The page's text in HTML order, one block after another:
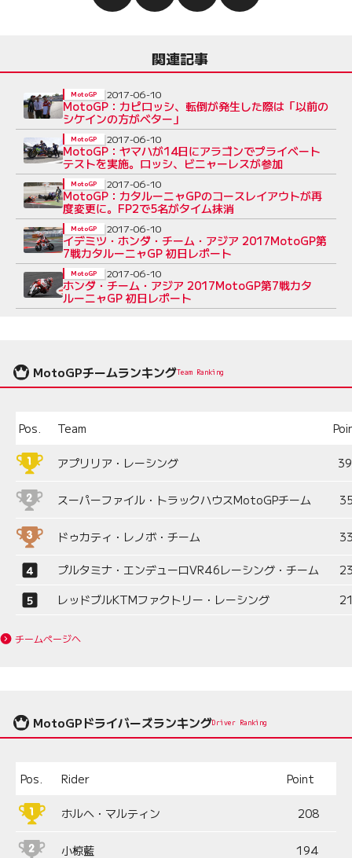
関連記事
MotoGP：カピロッシ、転倒が発生した際は「以前の
シケインの方がベター」
MotoGP 2017-06-10
MotoGP：ヤマハが14日にアラゴンでプライベート
テストを実施。ロッシ、ビニャーレスが参加
MotoGP 2017-06-10
MotoGP：カタルーニャGPのコースレイアウトが再
度変更に。FP2で5名がタイム抹消
MotoGP 2017-06-10
イデミツ・ホンダ・チーム・アジア 2017MotoGP第
7戦カタルーニャGP 初日レポート
MotoGP 2017-06-10
ホンダ・チーム・アジア 2017MotoGP第7戦カタ
ルーニャGP 初日レポート
MotoGP 2017-06-10
MotoGPチームランキングTeam Ranking
Pos. Team
アプリリア・レーシング
スーパーファイル・トラックハウスMotoGPチーム
ドゥカティ・レノボ・チーム
プルタミナ・エンデューロVR46レーシング・チーム
レッドブルKTMファクトリー・レーシング
チームページへ
MotoGPドライバーズランキングDriver Ranking
Pos. Rider Point
ホルヘ・マルティン 208
小椋藍 194